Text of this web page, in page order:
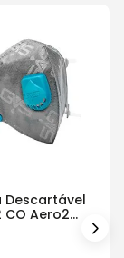
Descartável
CO Aero2